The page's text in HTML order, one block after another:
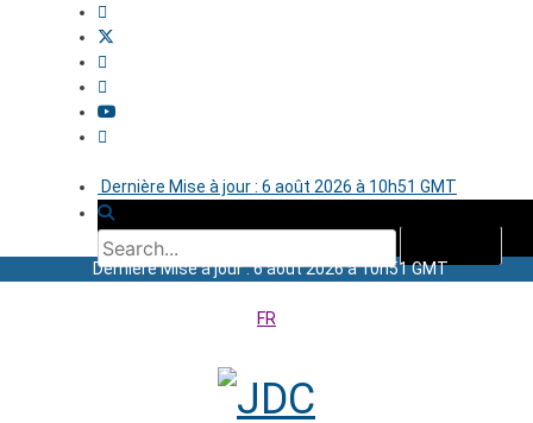
Dernière Mise à jour : 6 août 2026 à 10h51 GMT
Dernière Mise à jour : 6 août 2026 à 10h51 GMT
FR